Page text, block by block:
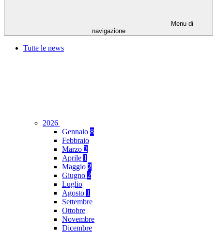
Menu di
navigazione
Tutte le news
2026
Gennaio 8
Febbraio
Marzo 2
Aprile 1
Maggio 2
Giugno 2
Luglio
Agosto 1
Settembre
Ottobre
Novembre
Dicembre